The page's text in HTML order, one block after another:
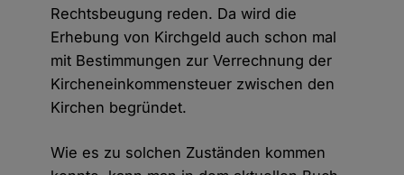
Rechtsbeugung reden. Da wird die
Erhebung von Kirchgeld auch schon mal
mit Bestimmungen zur Verrechnung der
Kircheneinkommensteuer zwischen den
Kirchen begründet.
Wie es zu solchen Zuständen kommen